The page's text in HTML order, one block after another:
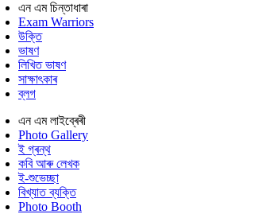
এন এম চিন্তাধাৰা
Exam Warriors
উক্তি
ভাষণ
লিখিত ভাষণ
সাক্ষাৎকাৰ
ব্লগ
এন এম লাইব্ৰেৰী
Photo Gallery
ই গ্ৰন্থ
কবি আৰু লেখক
ই-শুভেচ্ছা
বিখ্যাত ব্যক্তি
Photo Booth